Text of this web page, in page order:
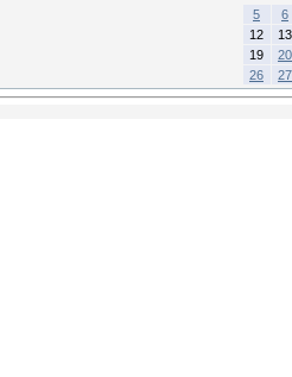
5
6
12
13
19
20
26
27